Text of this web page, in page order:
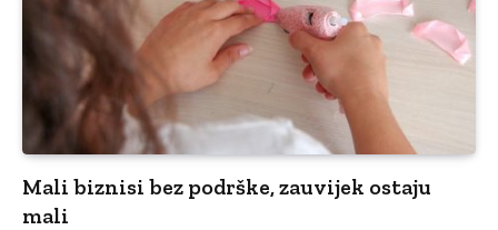
Mali biznisi bez podrške, zauvijek ostaju
mali